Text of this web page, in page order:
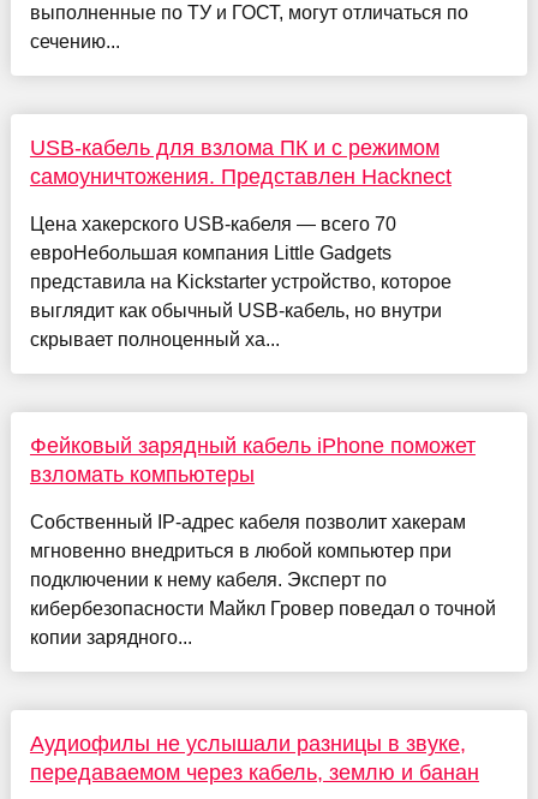
выполненные по ТУ и ГОСТ, могут отличаться по
сечению...
USB-кабель для взлома ПК и с режимом
самоуничтожения. Представлен Hacknect
Цена хакерского USB-кабеля — всего 70
евроНебольшая компания Little Gadgets
представила на Kickstarter устройство, которое
выглядит как обычный USB-кабель, но внутри
скрывает полноценный ха...
Фейковый зарядный кабель iPhone поможет
взломать компьютеры
Собственный IP-адрес кабеля позволит хакерам
мгновенно внедриться в любой компьютер при
подключении к нему кабеля. Эксперт по
кибербезопасности Майкл Гровер поведал о точной
копии зарядного...
Аудиофилы не услышали разницы в звуке,
передаваемом через кабель, землю и банан